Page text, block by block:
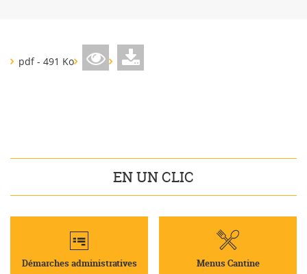
pdf - 491 Ko
EN UN CLIC
Démarches administratives Menus Cantine